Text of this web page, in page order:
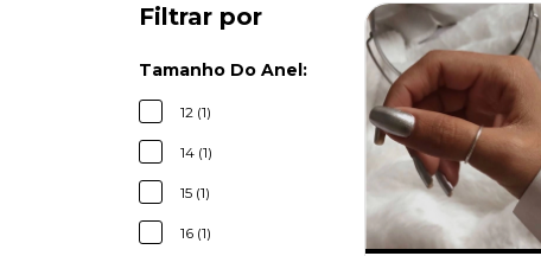
Filtrar por
Tamanho Do Anel:
12 (1)
14 (1)
15 (1)
16 (1)